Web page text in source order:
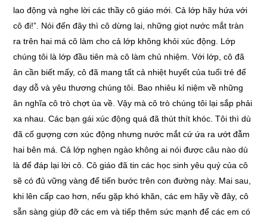
lao động và nghe lời các thầy cô giáo mới. Cả lớp hãy hứa với
cô đi!”. Nói đến đây thì cô dừng lại, những giọt nước mắt tràn
ra trên hai má cô làm cho cả lớp không khỏi xúc động. Lớp
chúng tôi là lớp đầu tiên mà cô làm chủ nhiệm. Với lớp, cô đã
ân cần biết mấy, cô đã mang tất cả nhiệt huyết của tuổi trẻ để
dạy dỗ và yêu thương chúng tôi. Bao nhiêu kỉ niệm về những
ân nghĩa cô trò chợt ùa về. Vậy mà cô trò chúng tôi lại sắp phải
xa nhau. Các bạn gái xúc động quá đã thút thít khóc. Tôi thì dù
đã cố gượng cơn xúc động nhưng nước mắt cứ ứa ra ướt đẫm
hai bên má. Cả lớp nghẹn ngào không ai nói được câu nào dù
là để đáp lại lời cô. Cô giáo đã tin các học sinh yêu quý của cô
sẽ có đủ vững vàng để tiến bước trên con đường này. Mai sau,
khi lên cấp cao hơn, nếu gặp khó khăn, các em hãy về đây, cô
sẵn sàng giúp đỡ các em và tiếp thêm sức mạnh để các em có